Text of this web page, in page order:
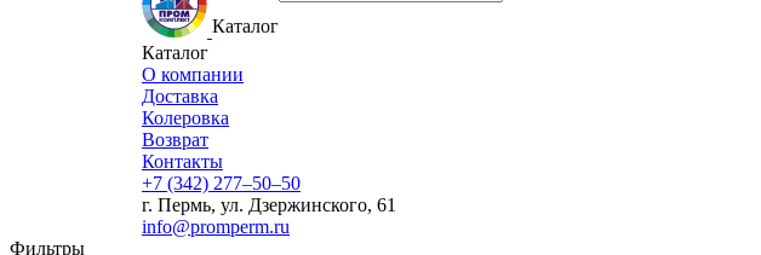
Каталог
Каталог
О компании
Доставка
Колеровка
Возврат
Контакты
+7 (342) 277‒50‒50
г. Пермь, ул. Дзержинского, 61
info@promperm.ru
Фильтры